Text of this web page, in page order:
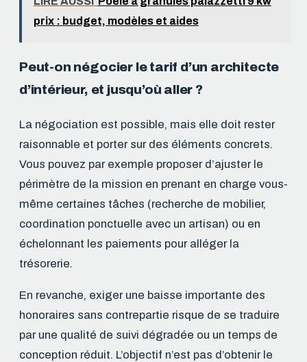
prix : budget, modèles et aides
Peut-on négocier le tarif d’un architecte
d’intérieur, et jusqu’où aller ?
La négociation est possible, mais elle doit rester
raisonnable et porter sur des éléments concrets.
Vous pouvez par exemple proposer d’ajuster le
périmètre de la mission en prenant en charge vous-
même certaines tâches (recherche de mobilier,
coordination ponctuelle avec un artisan) ou en
échelonnant les paiements pour alléger la
trésorerie.
En revanche, exiger une baisse importante des
honoraires sans contrepartie risque de se traduire
par une qualité de suivi dégradée ou un temps de
conception réduit. L’objectif n’est pas d’obtenir le